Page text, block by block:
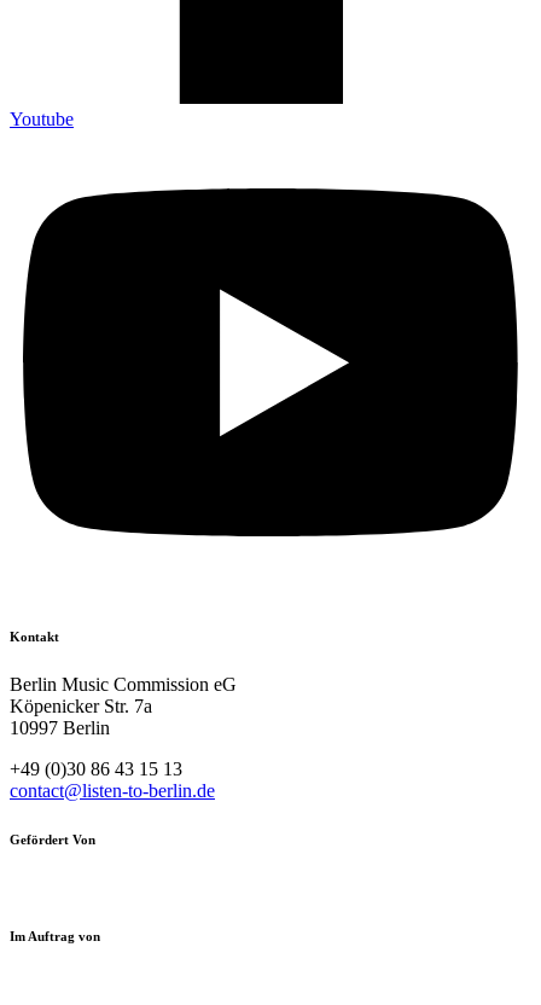
Youtube
Kontakt
Berlin Music Commission eG
Köpenicker Str. 7a
10997 Berlin
+49 (0)30 86 43 15 13
contact@listen-to-berlin.de
Gefördert Von
Im Auftrag von